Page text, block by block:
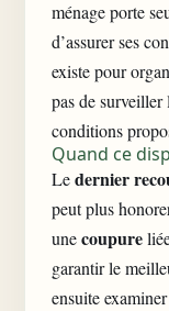
ménage porte
d’assurer ses
existe pour
pas de surveiller
conditions
Quand ce
Ledernier
peut plus
unecoupure
garantir le
ensuite